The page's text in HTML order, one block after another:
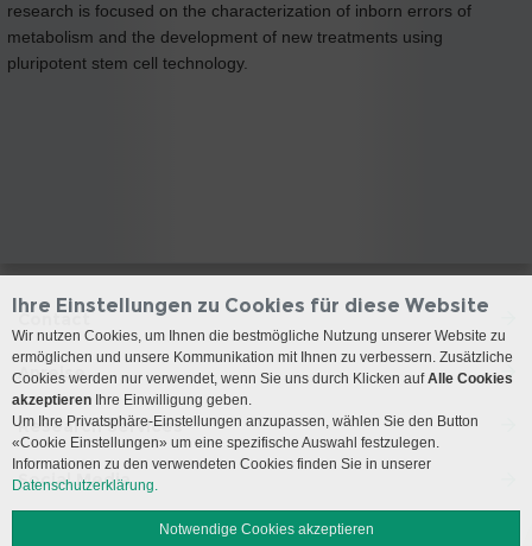
research is focused on the characterization of inborn errors of
metabolism and the development of new treatments using
pluripotent stem cell technology.
Contact
Anreise
Research Services
Social Media
Ihre Einstellungen zu Cookies für diese Website
Wir nutzen Cookies, um Ihnen die bestmögliche Nutzung unserer Website zu
ermöglichen und unsere Kommunikation mit Ihnen zu verbessern. Zusätzliche
Cookies werden nur verwendet, wenn Sie uns durch Klicken aufAlle Cookies
akzeptieren Ihre Einwilligung geben.
Um Ihre Privatsphäre-Einstellungen anzupassen, wählen Sie den Button
«Cookie Einstellungen» um eine spezifische Auswahl festzulegen.
Informationen zu den verwendeten Cookies finden Sie in unserer
Datenschutzerklärung.
Notwendige Cookies akzeptieren